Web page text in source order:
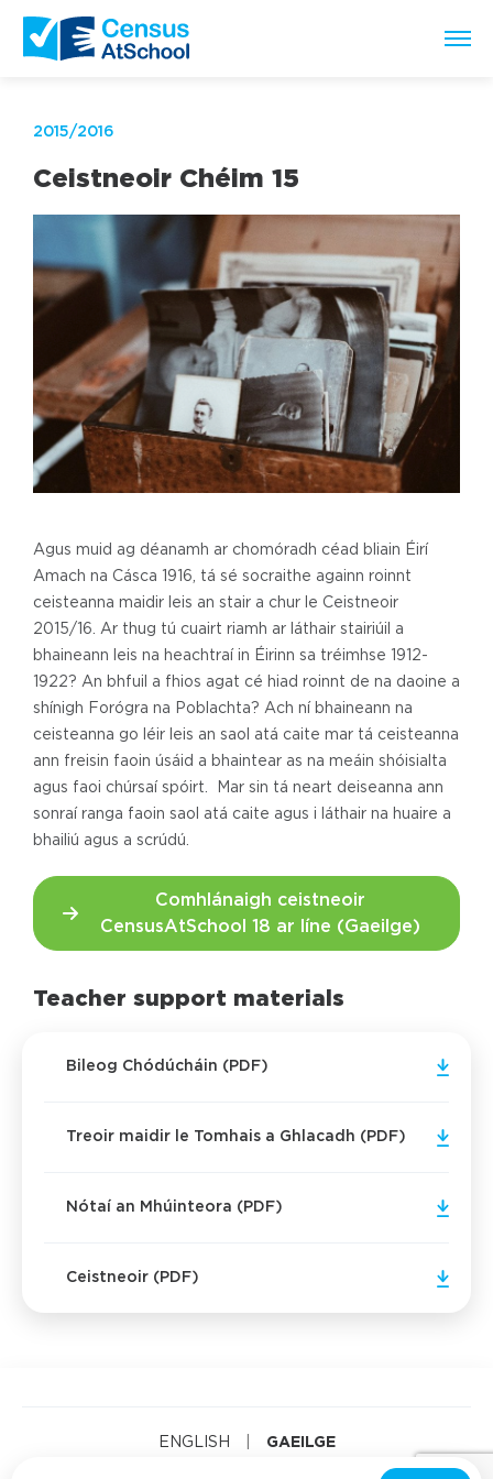
2015/2016
Ceistneoir Chéim 15
Agus muid ag déanamh ar chomóradh céad bliain Éirí
Amach na Cásca 1916, tá sé socraithe againn roinnt
ceisteanna maidir leis an stair a chur le Ceistneoir
2015/16. Ar thug tú cuairt riamh ar láthair stairiúil a
bhaineann leis na heachtraí in Éirinn sa tréimhse 1912-
1922? An bhfuil a fhios agat cé hiad roinnt de na daoine a
shínigh Forógra na Poblachta? Ach ní bhaineann na
ceisteanna go léir leis an saol atá caite mar tá ceisteanna
ann freisin faoin úsáid a bhaintear as na meáin shóisialta
agus faoi chúrsaí spóirt. Mar sin tá neart deiseanna ann
sonraí ranga faoin saol atá caite agus i láthair na huaire a
bhailiú agus a scrúdú.
Comhlánaigh ceistneoir
CensusAtSchool 18 ar líne (Gaeilge)
Teacher support materials
Bileog Chódúcháin (PDF)
Treoir maidir le Tomhais a Ghlacadh (PDF)
Nótaí an Mhúinteora (PDF)
Ceistneoir (PDF)
ENGLISH GAEILGE